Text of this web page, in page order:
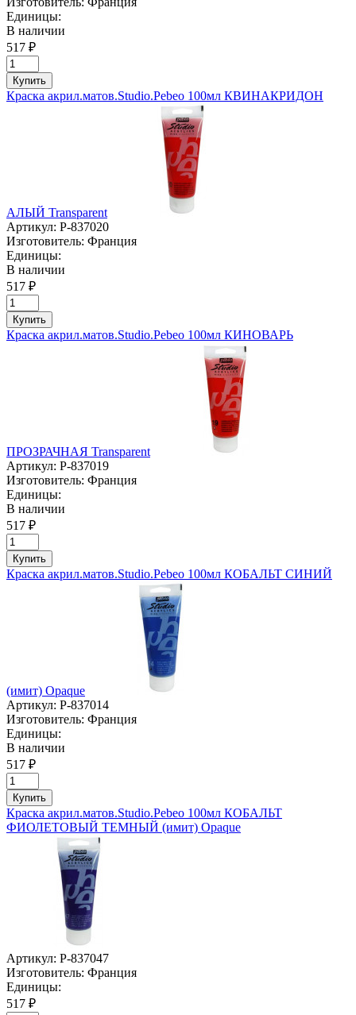
Единицы:
В наличии
517 ₽
Купить
Краска акрил.матов.Studio.Pebeo 100мл КВИНАКРИДОН
АЛЫЙ Transparent
Артикул: P-837020
Изготовитель: Франция
Единицы:
В наличии
517 ₽
Купить
Краска акрил.матов.Studio.Pebeo 100мл КИНОВАРЬ
ПРОЗРАЧНАЯ Transparent
Артикул: P-837019
Изготовитель: Франция
Единицы:
В наличии
517 ₽
Купить
Краска акрил.матов.Studio.Pebeo 100мл КОБАЛЬТ СИНИЙ
(имит) Opaque
Артикул: P-837014
Изготовитель: Франция
Единицы:
В наличии
517 ₽
Купить
Краска акрил.матов.Studio.Pebeo 100мл КОБАЛЬТ
ФИОЛЕТОВЫЙ ТЕМНЫЙ (имит) Opaque
Артикул: P-837047
Изготовитель: Франция
Единицы:
517 ₽